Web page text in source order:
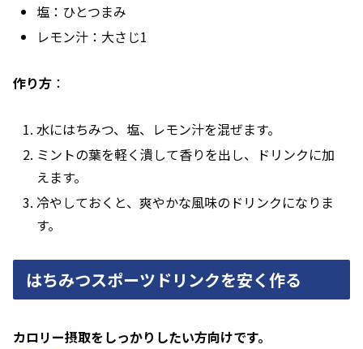
塩：ひとつまみ
レモン汁：大さじ1
作り方 ：
水にはちみつ、塩、レモン汁を混ぜます。
ミントの葉を軽く潰して香りを出し、ドリンクに加
えます。
冷やしておくと、爽やかな風味のドリンクになりま
す。
はちみつスポーツドリンクを安く作る
カロリー摂取をしっかりしたい方向けです。